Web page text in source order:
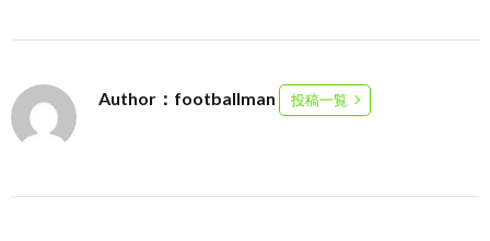
Author：footballman 投稿一覧